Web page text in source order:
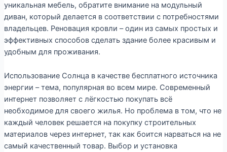
уникальная мебель, обратите внимание на модульный
диван, который делается в соответствии с потребностями
владельцев. Реновация кровли – один из самых простых и
эффективных способов сделать здание более красивым и
удобным для проживания.
Использование Солнца в качестве бесплатного источника
энергии – тема, популярная во всем мире. Современный
интернет позволяет с лёгкостью покупать всё
необходимое для своего жилья. Но проблема в том, что не
каждый человек решается на покупку строительных
материалов через интернет, так как боится нарваться на не
самый качественный товар. Выбор и установка